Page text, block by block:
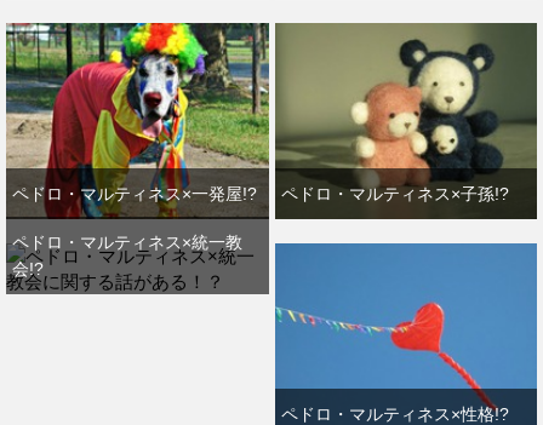
ペドロ・マルティネス×一発屋!? ペドロ・マルティネス×子孫!?
ペドロ・マルティネス×統一教
会!?
ペドロ・マルティネス×性格!?